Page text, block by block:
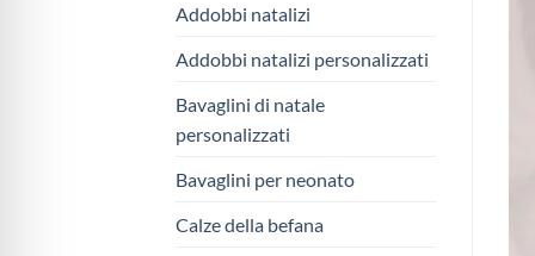
Addobbi natalizi
Addobbi natalizi personalizzati
Bavaglini di natale
personalizzati
Bavaglini per neonato
Calze della befana